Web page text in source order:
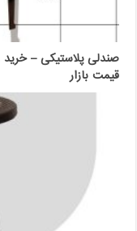
صندلی پلاستیکی –
قیمت بازار